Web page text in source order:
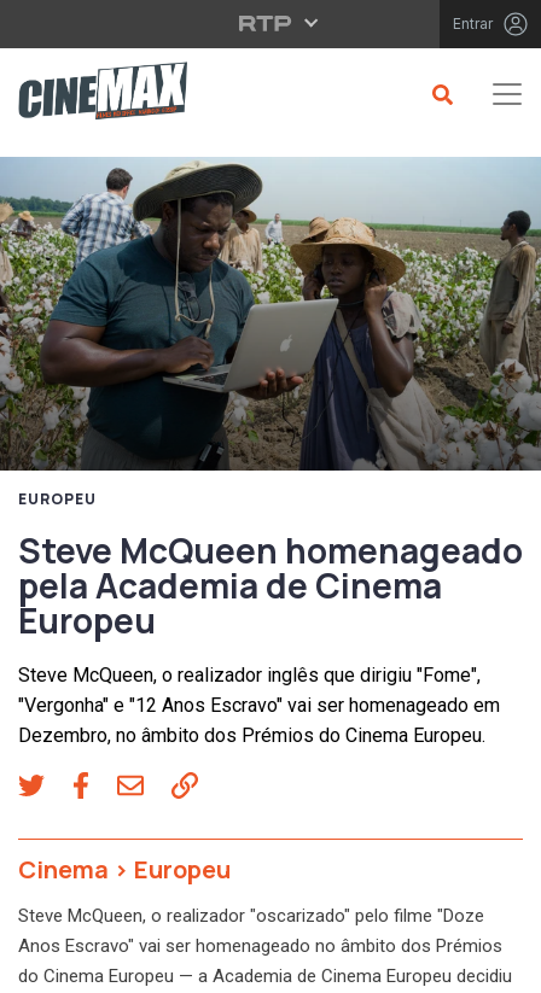
Saltar para o conteúdo principal Entrar
EUROPEU
Steve McQueen homenageado
pela Academia de Cinema
Europeu
Steve McQueen, o realizador inglês que dirigiu "Fome",
"Vergonha" e "12 Anos Escravo" vai ser homenageado em
Dezembro, no âmbito dos Prémios do Cinema Europeu.
Cinema > Europeu
Steve McQueen, o realizador "oscarizado" pelo filme "Doze
Anos Escravo" vai ser homenageado no âmbito dos Prémios
do Cinema Europeu — a Academia de Cinema Europeu decidiu